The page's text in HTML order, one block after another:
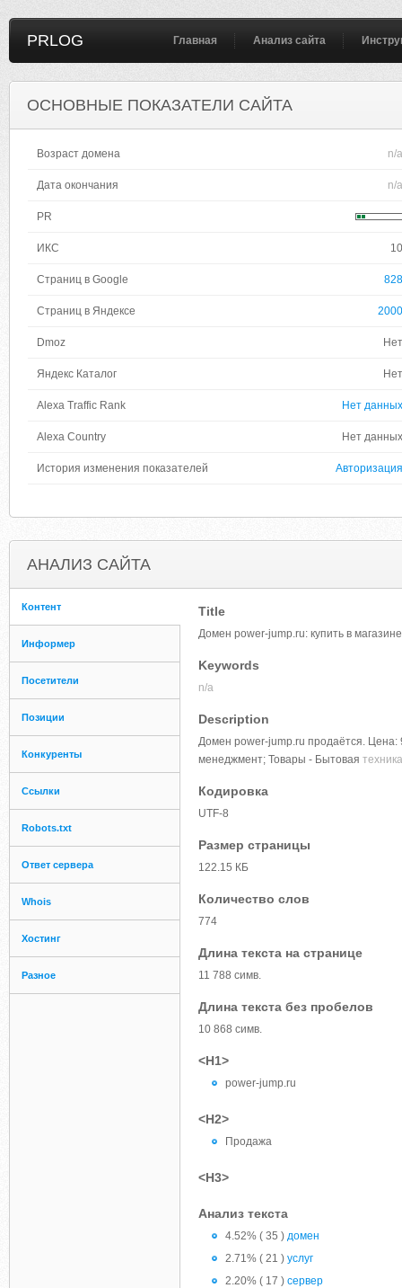
PRLOG Главная Анализ сайта
ОСНОВНЫЕ ПОКАЗАТЕЛИ САЙТА
Возраст домена n/a
Дата окончания n/a
PR
ИКС 10
Страниц в Google 828
Страниц в Яндексе 2000
Dmoz Нет
Яндекс Каталог Нет
Alexa Traffic Rank Нет данных
Alexa Country Нет данных
История изменения показателей Авторизация
АНАЛИЗ САЙТА
Контент
Информер
Посетители
Позиции
Конкуренты
Ссылки
Robots.txt
Ответ сервера
Whois
Хостинг
Разное
Title
Домен power-jump.ru: купить в
Keywords
n/a
Description
Домен power-jump.ru продаётся. Цена:
менеджмент; Товары - Бытовая
Кодировка
UTF-8
Размер страницы
122.15 КБ
Количество слов
774
Длина текста на странице
11 788 симв.
Длина текста без пробелов
10 868 симв.
<H1>
power-jump.ru
<H2>
Продажа
<H3>
Анализ текста
4.52% ( 35 ) домен
2.71% ( 21 ) услуг
2.20% ( 17 ) сервер